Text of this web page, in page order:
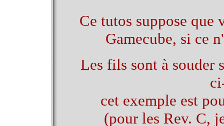
Ce tutos suppose que
Gamecube, si ce
Les fils sont à souder
cet exemple est
(pour les Rev. C,